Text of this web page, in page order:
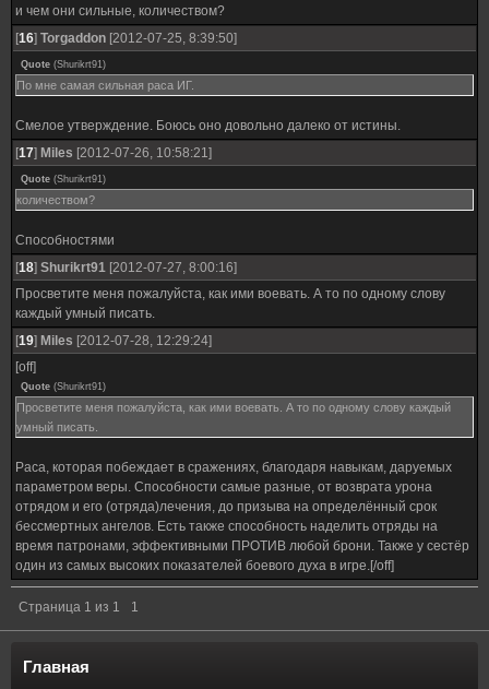
и чем они сильные, количеством?
[16] Torgaddon [2012-07-25, 8:39:50]
Quote (Shurikrt91)
По мне самая сильная раса ИГ.
Смелое утверждение. Боюсь оно довольно далеко от истины.
[17] Miles [2012-07-26, 10:58:21]
Quote (Shurikrt91)
количеством?
Способностями
[18] Shurikrt91 [2012-07-27, 8:00:16]
Просветите меня пожалуйста, как ими воевать. А то по одному слову
каждый умный писать.
[19] Miles [2012-07-28, 12:29:24]
[off]
Quote (Shurikrt91)
Просветите меня пожалуйста, как ими воевать. А то по одному слову каждый
умный писать.
Раса, которая побеждает в сражениях, благодаря навыкам, даруемых
параметром веры. Способности самые разные, от возврата урона
отрядом и его (отряда)лечения, до призыва на определённый срок
бессмертных ангелов. Есть также способность наделить отряды на
время патронами, эффективными ПРОТИВ любой брони. Также у сестёр
один из самых высоких показателей боевого духа в игре.[/off]
Страница 1 из 1 1
Главная